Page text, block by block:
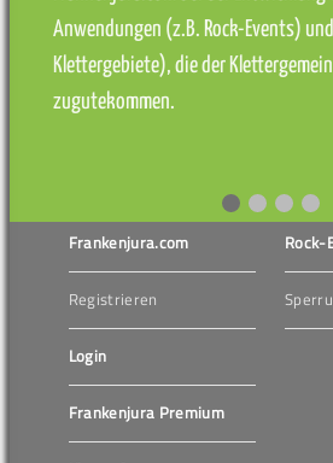
Anwendungen (z.B. Rock-Events)
Klettergebiete), die der
zugutekommen.
Frankenjura.com
Registrieren
Login
Frankenjura Premium
Rock-